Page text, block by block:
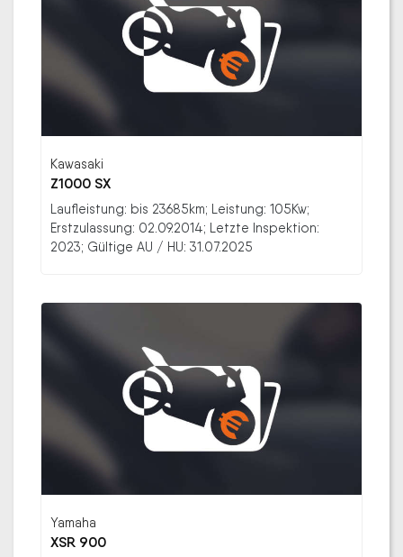
Kawasaki
Z1000 SX
Laufleistung: bis 23685km; Leistung: 105Kw;
Erstzulassung: 02.09.2014; Letzte Inspektion:
2023; Gültige AU / HU: 31.07.2025
Yamaha
XSR 900